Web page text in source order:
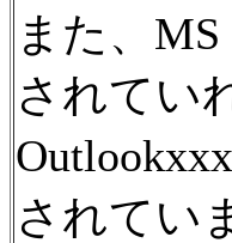
また、
されてい
されてい